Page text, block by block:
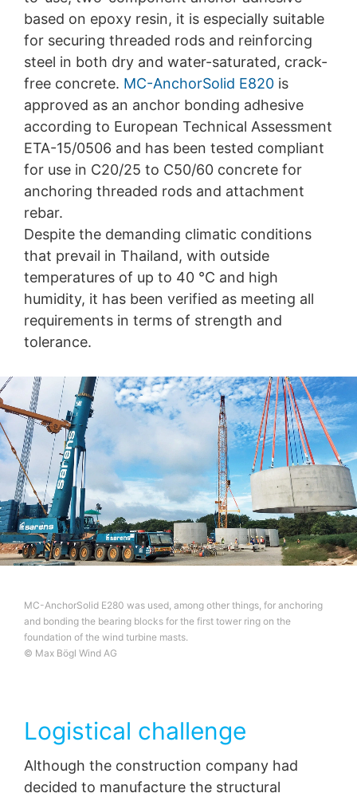
based on epoxy resin, it is especially suitable
for securing threaded rods and reinforcing
steel in both dry and water-saturated, crack-
free concrete. MC-AnchorSolid E820 is
approved as an anchor bonding adhesive
according to European Technical Assessment
ETA-15/0506 and has been tested compliant
for use in C20/25 to C50/60 concrete for
anchoring threaded rods and attachment
rebar.
Despite the demanding climatic conditions
that prevail in Thailand, with outside
temperatures of up to 40 °C and high
humidity, it has been verified as meeting all
requirements in terms of strength and
tolerance.
MC-AnchorSolid E280 was used, among other things, for anchoring
and bonding the bearing blocks for the first tower ring on the
foundation of the wind turbine masts.
© Max Bögl Wind AG
Logistical challenge
Although the construction company had
decided to manufacture the structural
eller slettet.